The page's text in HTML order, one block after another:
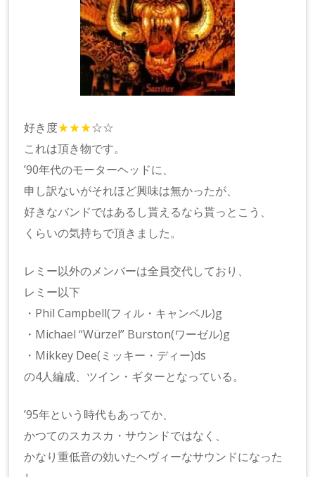
好き度★★★☆☆
これは頂き物です。
’90年代のモーターヘッドに、
申し訳ないがそれほど興味は無かったが、
好きなバンドではあるし貰えるなら貰っとこう、
くらいの気持ちで頂きました。
レミー以外のメンバーは全員交代しており、
レミー以下
・Phil Campbell(フィル・キャンベル)g
・Michael “Würzel” Burston(ワーゼル)g
・Mikkey Dee(ミッキー・ディー)ds
の4人編成、ツイン・ギターとなっている。
’95年という時代もあってか、
かつてのスカスカ・サウンドではなく、
かなり重低音の効いたヘヴィーなサウンドになった